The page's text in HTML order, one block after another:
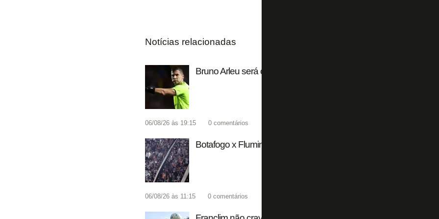
Notícias relacionadas
Bruno Arleu será o árbitro de Botafogo x Fluminense pelo
06/08/26 às 19:15 0 comentários
Botafogo x Fluminense chega a 15 mil ingressos vendidos de
06/08/26 às 11:15 0 comentários